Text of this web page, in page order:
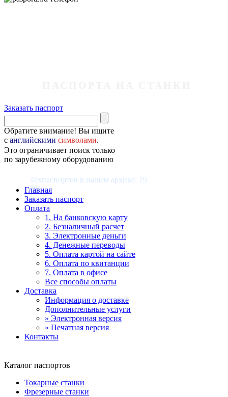
Заказать паспорт
Обратите внимание! Вы ищите
с английскими символами.
Это ограничивает поиск только
по зарубежному оборудованию
Техпаспортов в нашем архиве: 19
781
Главная
Заказать паспорт
Оплата
1. На банковскую карту
2. Безналичный расчет
3. Электронные деньги
4. Денежные переводы
5. Оплата картой на сайте
6. Оплата по квитанции
7. Оплата в офисе
Все способы оплаты
Доставка
Информация о доставке
Дополнительные услуги
» Электронная версия
» Печатная версия
Контакты
Каталог паспортов
Токарные станки
Фрезерные станки